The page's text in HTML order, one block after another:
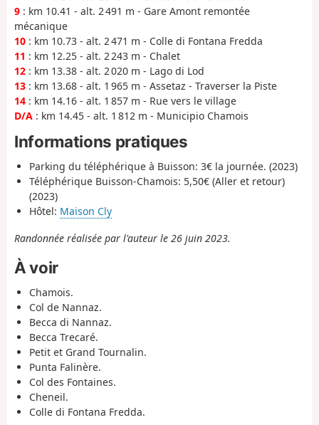
9 : km 10.41 - alt. 2 491 m - Gare Amont remontée
mécanique
10 : km 10.73 - alt. 2 471 m - Colle di Fontana Fredda
11 : km 12.25 - alt. 2 243 m - Chalet
12 : km 13.38 - alt. 2 020 m - Lago di Lod
13 : km 13.68 - alt. 1 965 m - Assetaz - Traverser la Piste
14 : km 14.16 - alt. 1 857 m - Rue vers le village
D/A : km 14.45 - alt. 1 812 m - Municipio Chamois
Informations pratiques
Parking du téléphérique à Buisson: 3€ la journée. (2023)
Téléphérique Buisson-Chamois: 5,50€ (Aller et retour)
(2023)
Hôtel: Maison Cly
Randonnée réalisée par l'auteur le 26 juin 2023.
À voir
Chamois.
Col de Nannaz.
Becca di Nannaz.
Becca Trecaré.
Petit et Grand Tournalin.
Punta Falinère.
Col des Fontaines.
Cheneil.
Colle di Fontana Fredda.